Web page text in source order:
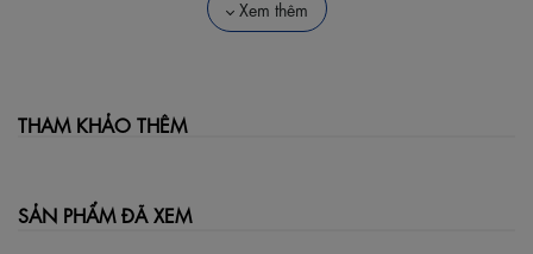
Giày Sandal Bé Gái Biti's Basic Màu Trắng
giúp nâng đỡ bàn chân đang phát triển của trẻ và bảo vệ an toàn tối
đa trên từng bước chạy nhảy.
🌟 Những Trải Nghiệm Thực Tế Từ Sản
Phẩm
Xem thêm
THAM KHẢO THÊM
SẢN PHẨM ĐÃ XEM